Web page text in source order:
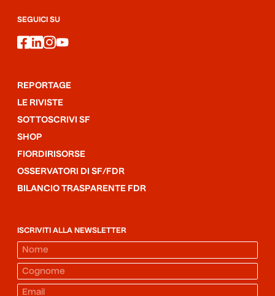
SEGUICI SU
facebook
linkedin
instagram
youtube
REPORTAGE
LE RIVISTE
SOTTOSCRIVI SF
SHOP
FIORDIRISORSE
OSSERVATORI DI SF/FDR
BILANCIO TRASPARENTE FDR
ISCRIVITI ALLA NEWSLETTER